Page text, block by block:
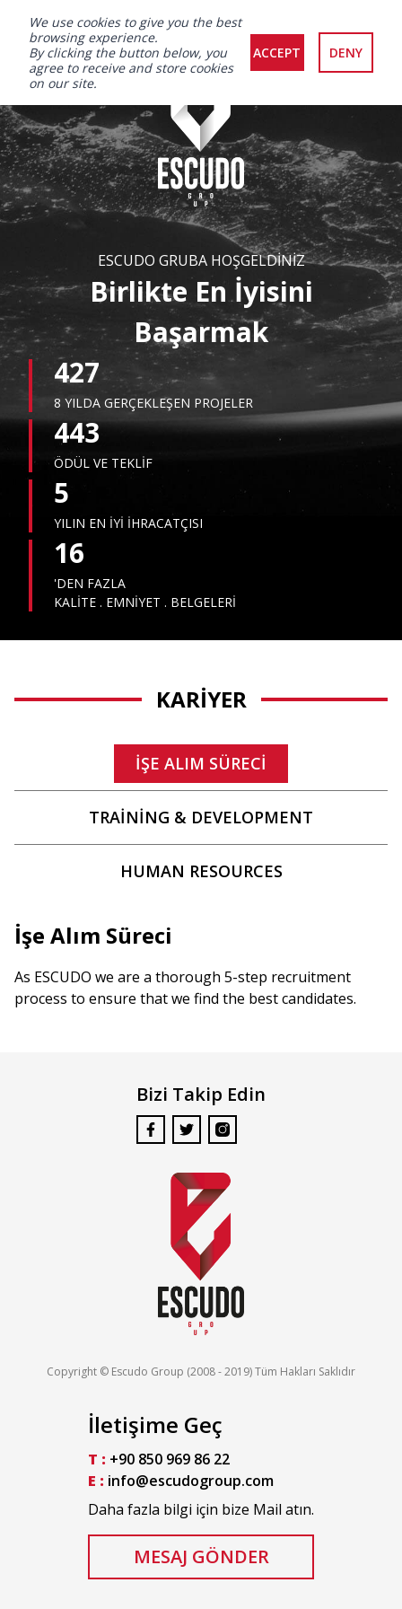
ESCUDO GRUBA HOŞGELDİNİZ
Birlikte En İyisini
Başarmak
427
8 YILDA GERÇEKLEŞEN PROJELER
443
ÖDÜL VE TEKLİF
5
YILIN EN İYİ İHRACATÇISI
16
'DEN FAZLA
KALİTE . EMNİYET . BELGELERİ
KARIYER
İŞE ALIM SÜRECI
TRAINING & DEVELOPMENT
HUMAN RESOURCES
İşe Alım Süreci
As ESCUDO we are a thorough 5-step recruitment
process to ensure that we find the best candidates.
Bizi Takip Edin
Copyright © Escudo Group (2008 - 2019) Tüm Hakları Saklıdır
İletişime Geç
T : +90 850 969 86 22
E : info@escudogroup.com
Daha fazla bilgi için bize Mail atın.
MESAJ GÖNDER
We use cookies to give you the best
browsing experience.
By clicking the button below, you
agree to receive and store cookies
on our site.
ACCEPT DENY